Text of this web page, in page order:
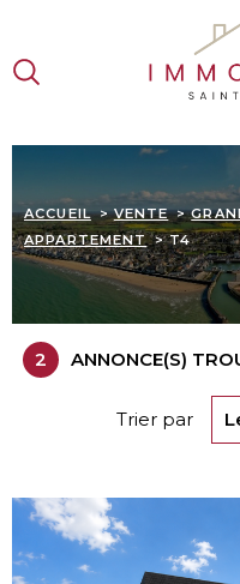
la
recherche
menu
principal
contenu
ACCUEIL VENTE
APPARTEMENT
T4
2 ANNONCE(S)
Trier par